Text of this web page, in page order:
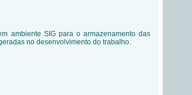
ambiente SIG para o armazenamento das
no desenvolvimento do trabalho.